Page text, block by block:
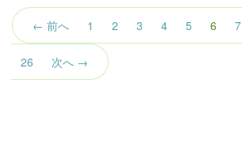
← 前へ 1 2 3 4 5 6 （こ
の
7
26 次へ →